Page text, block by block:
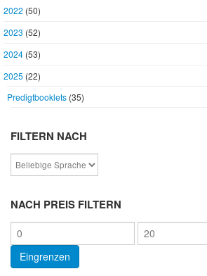
2022 (50)
2023 (52)
2024 (53)
2025 (22)
Predigtbooklets (35)
FILTERN NACH
NACH PREIS FILTERN
Min.
Preis
Max.
Preis
Eingrenzen